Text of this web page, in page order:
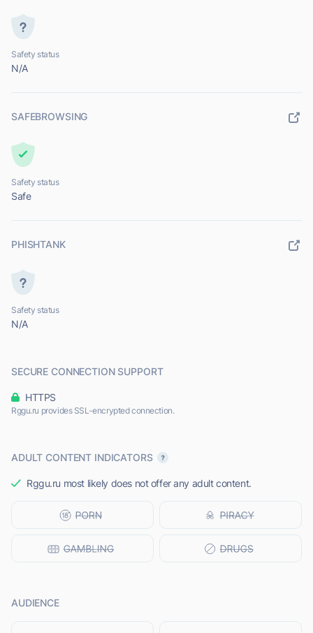
Safety status
N/A
SAFEBROWSING
Safety status
Safe
PHISHTANK
Safety status
N/A
SECURE CONNECTION SUPPORT
HTTPS
Rggu.ru provides SSL-encrypted connection.
ADULT CONTENT INDICATORS
Rggu.ru most likely does not offer any adult content.
AUDIENCE